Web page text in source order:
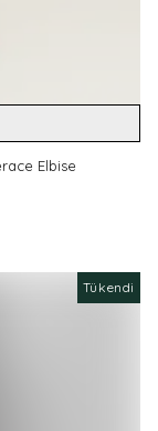
Elbise
Tükendi